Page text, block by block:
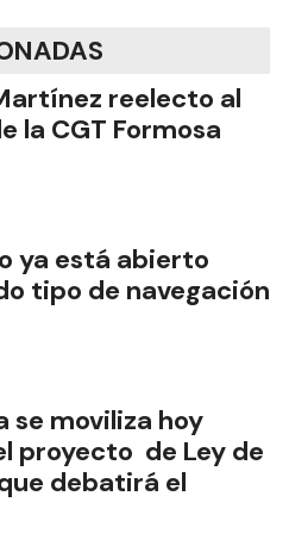
reelecto al
la CGT Formosa
ya está abierto
tipo de navegación
se moviliza hoy
proyecto de Ley de
debatirá el